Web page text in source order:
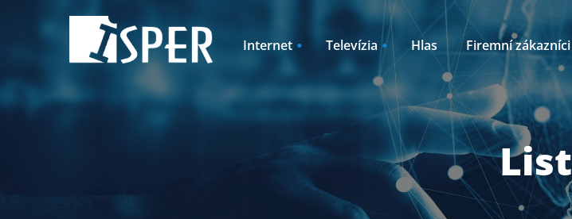
Internet
Pevný internet + televízia
Televízia
Rozširujúce balíky k TV2GO
Televízia + pevný internet
Hlas Firemní zákazníci
Internet
Outsourcing List